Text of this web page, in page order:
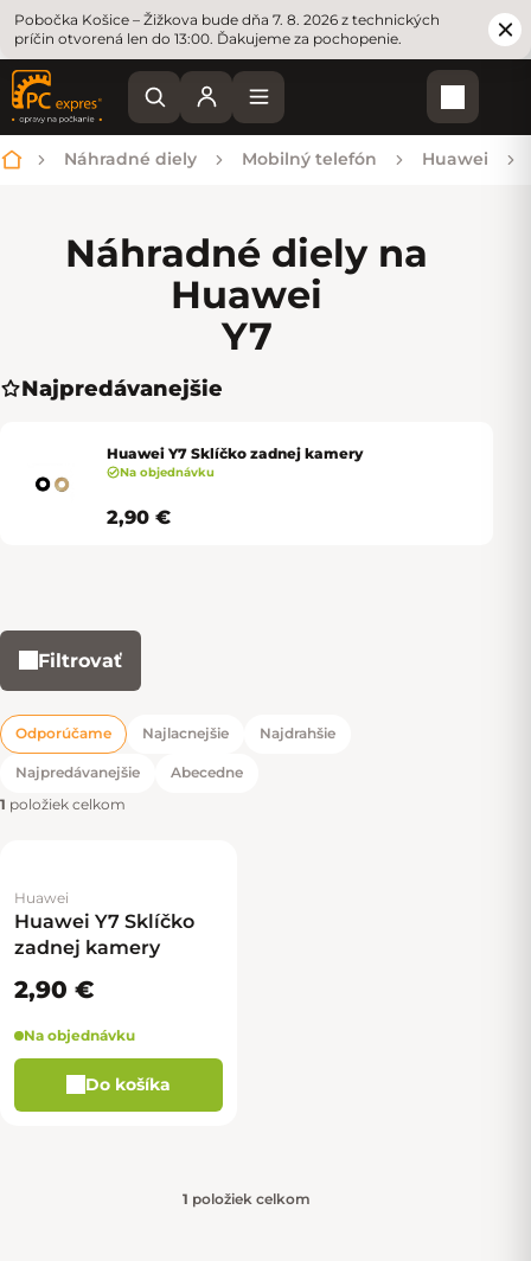
Pobočka Košice – Žižkova bude dňa 7. 8. 2026 z technických
príčin otvorená len do 13:00. Ďakujeme za pochopenie.
Domov
Náhradné diely Mobilný telefón Huawei
Náhradné diely na
Huawei
Y7
Najpredávanejšie
Huawei Y7 Sklíčko zadnej kamery
Na objednávku
2,90 €
Filtrovať
Radenie produktov
Odporúčame Najlacnejšie Najdrahšie
Najpredávanejšie
Abecedne
1 položiek celkom
Výpis produktov
Huawei
Huawei Y7 Sklíčko
zadnej kamery
2,90 €
Na objednávku
Do košíka
1 položiek celkom